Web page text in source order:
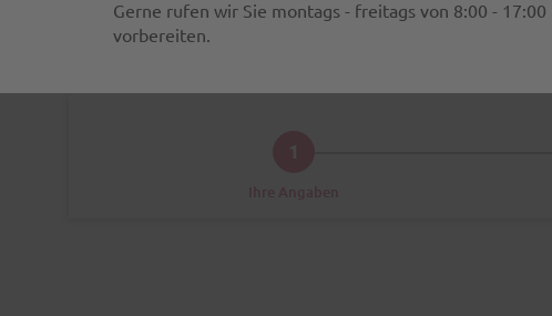
Gerne rufen wir Sie montags - freitags von 8:00 -
vorbereiten.